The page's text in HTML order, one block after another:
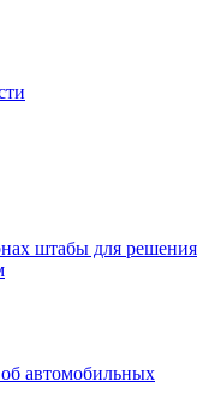
штабы для решения
автомобильных